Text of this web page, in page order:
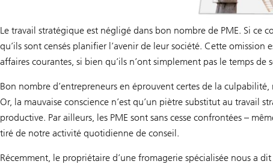
Le travail stratégique est négligé dans bon nombre de PME. Si ce
qu’ils sont censés planifier l’avenir de leur société. Cette
affaires courantes, si bien qu’ils n’ont simplement pas le temps de
Bon nombre d’entrepreneurs en éprouvent certes de la
Or, la mauvaise conscience n’est qu’un piètre substitut au
productive. Par ailleurs, les PME sont sans cesse confrontées –
tiré de notre activité quotidienne de conseil.
Récemment, le propriétaire d’une fromagerie spécialisée nous a